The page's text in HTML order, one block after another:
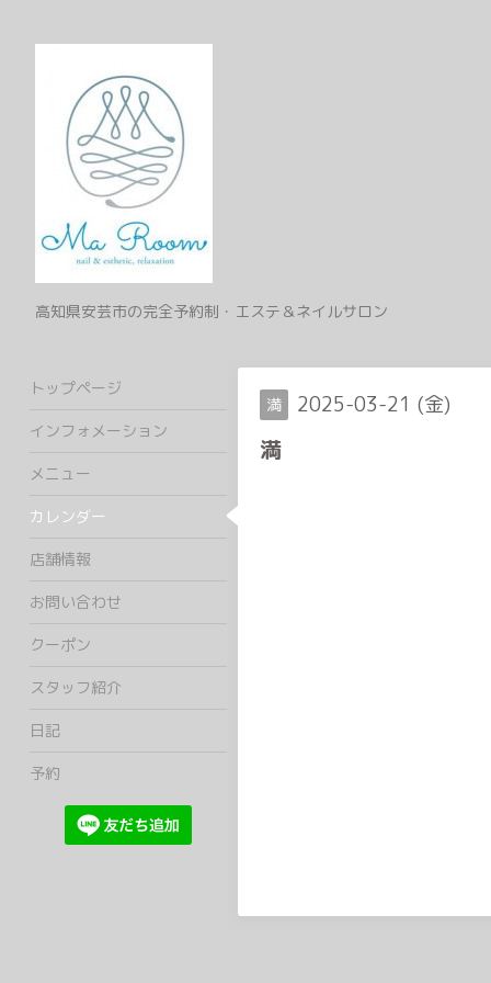
高知県安芸市の完全予約制・エステ＆ネイルサロン
満 2025-03-21 (金)
満
トップページ
インフォメーション
メニュー
カレンダー
店舗情報
お問い合わせ
クーポン
スタッフ紹介
日記
予約